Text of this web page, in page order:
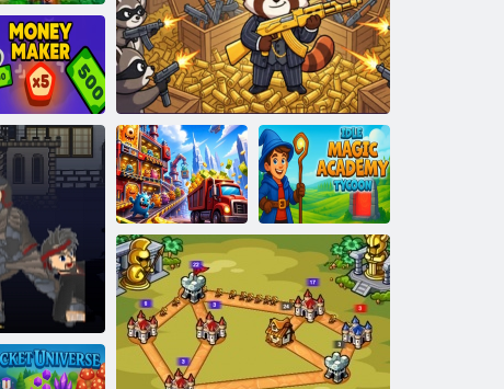
Aile Kalıntıları
Silah Baronu
Para üreticisi
Canavar
Fabrikası Kralı
Idle Magic
Academy
Tycoon